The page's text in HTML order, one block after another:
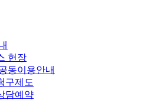
헌장
동이용안내
구제도
담예약